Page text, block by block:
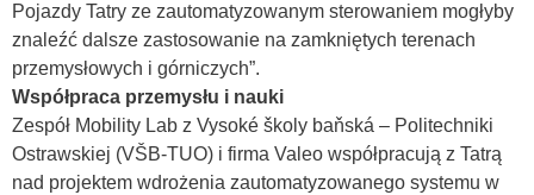
Pojazdy Tatry ze zautomatyzowanym sterowaniem mogłyby
znaleźć dalsze zastosowanie na zamkniętych terenach
przemysłowych i górniczych”.
Współpraca przemysłu i nauki
Zespół Mobility Lab z Vysoké školy baňská – Politechniki
Ostrawskiej (VŠB-TUO) i firma Valeo współpracują z Tatrą
nad projektem wdrożenia zautomatyzowanego systemu w